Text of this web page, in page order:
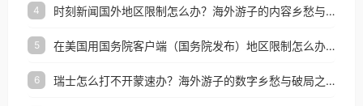
4 时刻新闻国外地区限制怎么办？海外游子的内容乡愁与破局之路
5 在美国用国务院客户端（国务院发布）地区限制怎么办？3步解决海外看国内内容难题
6 瑞士怎么打不开蒙速办？海外游子的数字乡愁与破局之路